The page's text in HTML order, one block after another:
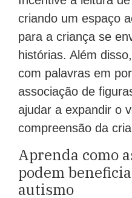
criando um espaço
para a criança se
histórias. Além
com palavras em
associação de
ajudar a expandir o
compreensão da
Aprenda como
podem
autismo